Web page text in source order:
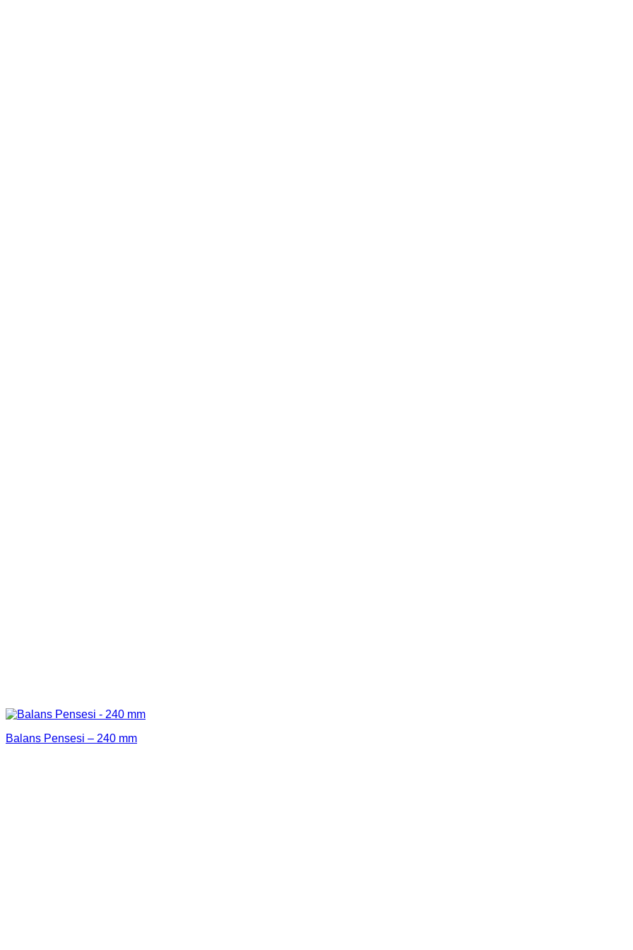
Balans Pensesi – 240 mm